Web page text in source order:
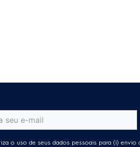
o uso de seus dados pessoais para (i) envio